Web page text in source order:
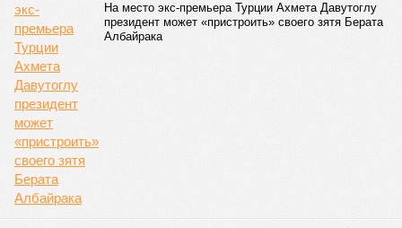
На место экс-премьера Турции Ахмета Давутоглу
президент может «пристроить» своего зятя Берата
Албайрака